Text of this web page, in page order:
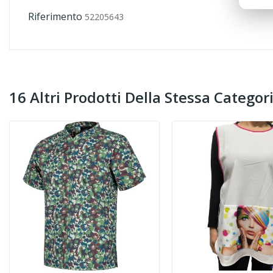
Riferimento 52205643
16 Altri Prodotti Della Stessa